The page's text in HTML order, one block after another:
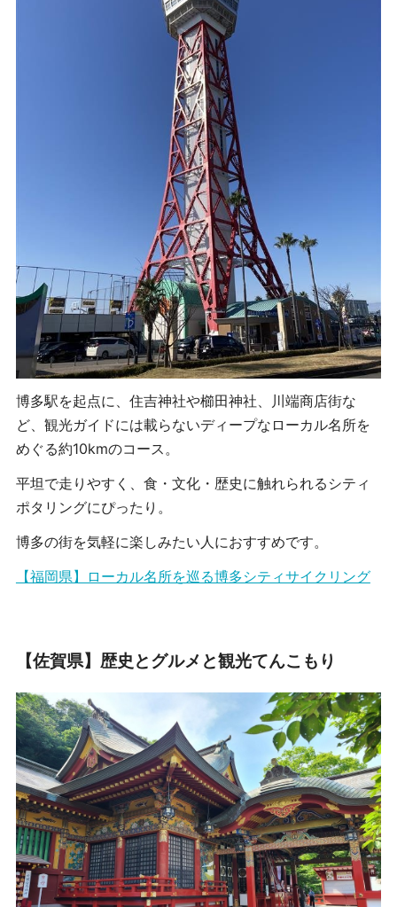
博多駅を起点に、住吉神社や櫛田神社、川端商店街な
ど、観光ガイドには載らないディープなローカル名所を
めぐる約10kmのコース。
平坦で走りやすく、食・文化・歴史に触れられるシティ
ポタリングにぴったり。
博多の街を気軽に楽しみたい人におすすめです。
【福岡県】ローカル名所を巡る博多シティサイクリング
【佐賀県】歴史とグルメと観光てんこもり